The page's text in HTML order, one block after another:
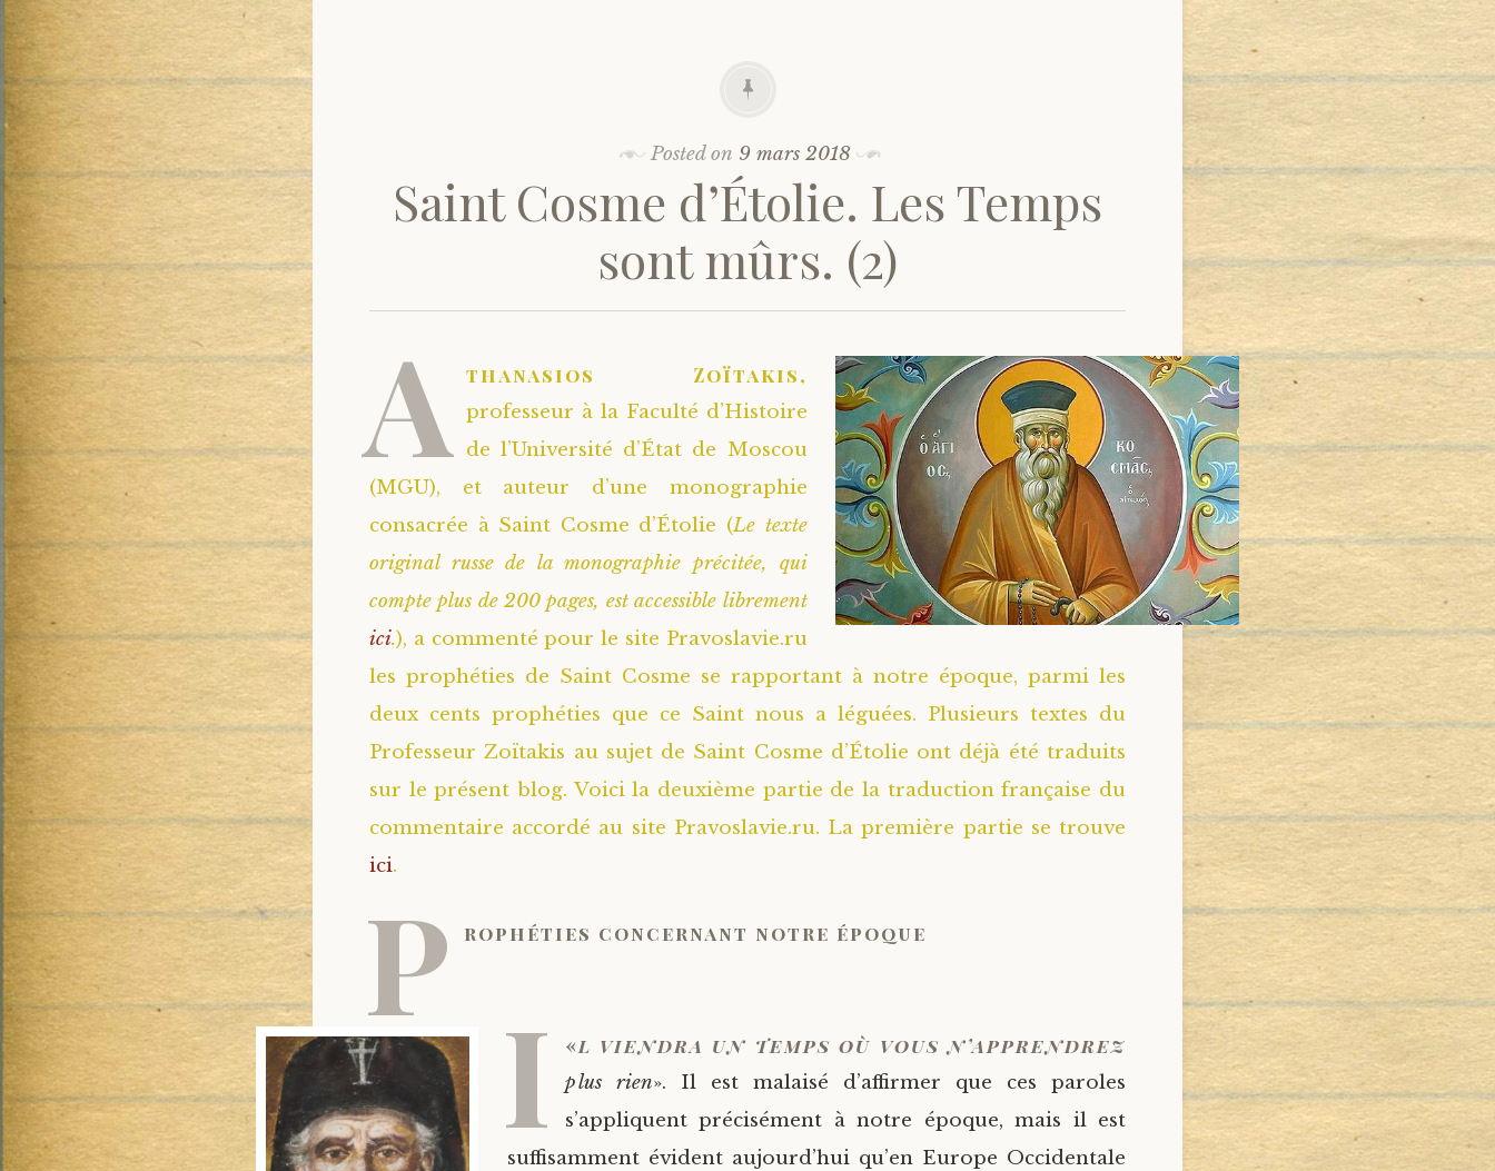
Posted on 9 mars 2018
Saint Cosme d’Étolie. Les Temps
sont mûrs. (2)
A thanasios Zoïtakis,
professeur à la Faculté d’Histoire
de l’Université d’État de Moscou
(MGU), et auteur d’une monographie
consacrée à Saint Cosme d’Étolie (Le texte
original russe de la monographie précitée, qui
compte plus de 200 pages, est accessible librement
ici.), a commenté pour le site Pravoslavie.ru
les prophéties de Saint Cosme se rapportant à notre époque, parmi les
deux cents prophéties que ce Saint nous a léguées. Plusieurs textes du
Professeur Zoïtakis au sujet de Saint Cosme d’Étolie ont déjà été traduits
sur le présent blog. Voici la deuxième partie de la traduction française du
commentaire accordé au site Pravoslavie.ru. La première partie se trouve
ici.
P rophéties concernant notre époque
«
I l viendra un temps où vous n’apprendrez
plus rien». Il est malaisé d’affirmer que ces paroles
s’appliquent précisément à notre époque, mais il est
suffisamment évident aujourd’hui qu’en Europe Occidentale